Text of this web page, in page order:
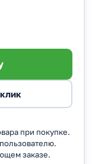
при покупке.
заказе.